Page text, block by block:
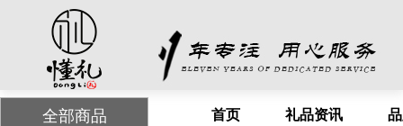
全部商品 首页 礼品资讯